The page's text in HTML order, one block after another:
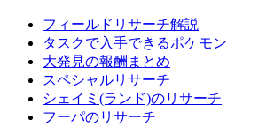
フィールドリサーチ解説
タスクで入手できるポケモン
大発見の報酬まとめ
スペシャルリサーチ
シェイミ(ランド)のリサーチ
フーパのリサーチ